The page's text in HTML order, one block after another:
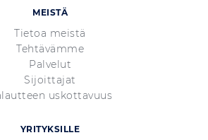
MEISTÄ
Tietoa meistä
Tehtävämme
Palvelut
Sijoittajat
uskottavuus
YRITYKSILLE